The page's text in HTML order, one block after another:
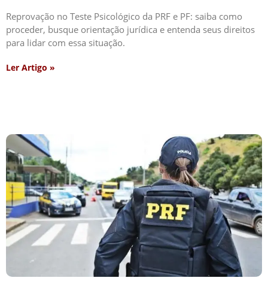
Reprovação no Teste Psicológico da PRF e PF: saiba como
proceder, busque orientação jurídica e entenda seus direitos
para lidar com essa situação.
Ler Artigo »